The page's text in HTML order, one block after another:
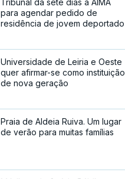
para agendar pedido de
residência de jovem deportado
Universidade de Leiria e Oeste
quer afirmar-se como instituição
de nova geração
Praia de Aldeia Ruiva. Um lugar
de verão para muitas famílias